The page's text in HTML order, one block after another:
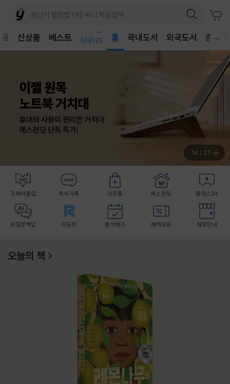
신상품 베스트
어린이
독후감
홈 국내도서 외국도서 중고샵
14 / 21
크레마클럽 독서기록 사은품 예스펀딩 클래스24
AI일문백답 리딩런 출석체크 혜택모음 매장안내
오늘의 책